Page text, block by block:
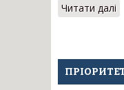
Читати далі